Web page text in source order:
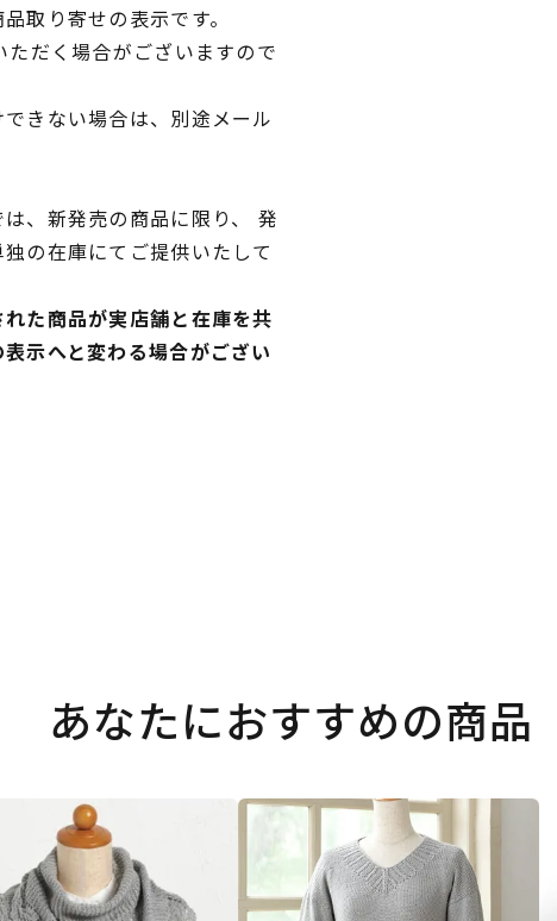
取り寄せの表示です。
だく場合がございますので
きない場合は、別途メール
、新発売の商品に限り、 発
の在庫にてご提供いたして
た商品が実店舗と在庫を共
示へと変わる場合がござい
あなたにおすすめの商品